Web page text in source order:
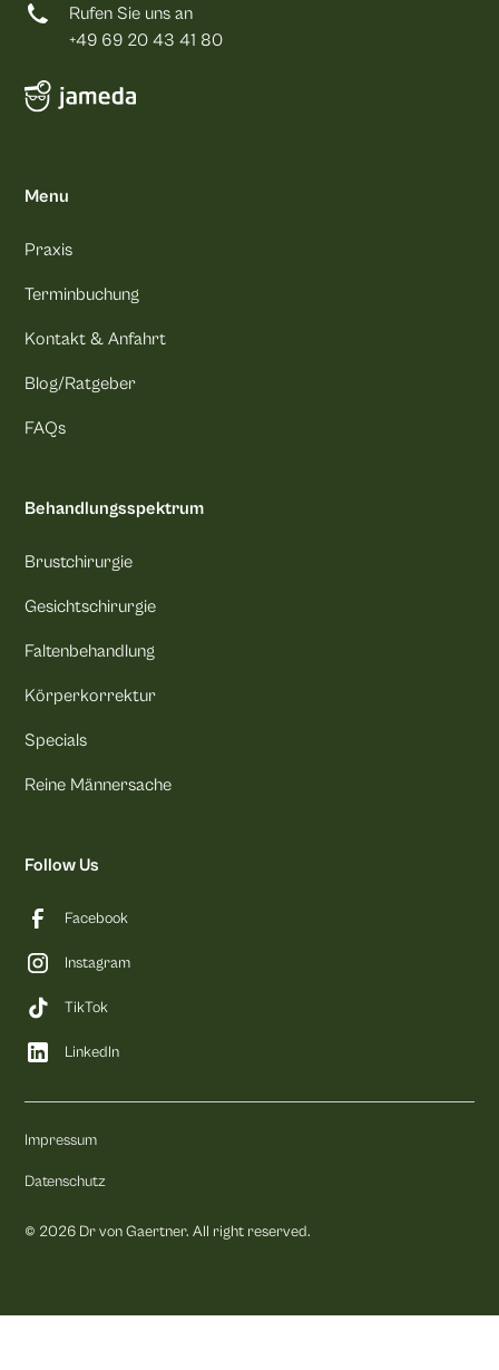
Rufen Sie uns an
+49 69 20 43 41 80
Menu
Praxis
Terminbuchung
Kontakt & Anfahrt
Blog/Ratgeber
FAQs
Behandlungsspektrum
Brustchirurgie
Gesichtschirurgie
Faltenbehandlung
Körperkorrektur
Specials
Reine Männersache
Follow Us
Facebook
Instagram
TikTok
LinkedIn
© 2026 Dr von Gaertner. All right reserved.
Impressum
Datenschutz